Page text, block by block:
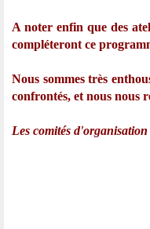
A noter enfin que des
compléteront ce
Nous sommes très
confrontés, et nous nous
Les comités